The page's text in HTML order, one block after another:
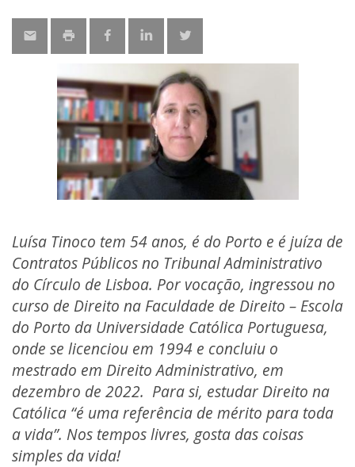
Luísa Tinoco tem 54 anos, é do Porto e é juíza de
Contratos Públicos no Tribunal Administrativo
do Círculo de Lisboa. Por vocação, ingressou no
curso de Direito na Faculdade de Direito – Escola
do Porto da Universidade Católica Portuguesa,
onde se licenciou em 1994 e concluiu o
mestrado em Direito Administrativo, em
dezembro de 2022. Para si, estudar Direito na
Católica “é uma referência de mérito para toda
a vida”. Nos tempos livres, gosta das coisas
simples da vida!